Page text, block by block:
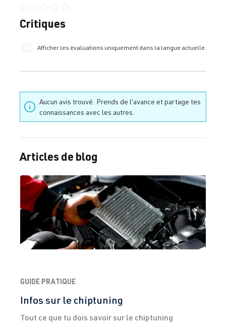
| Année
(EA888 Gen.
CJXD| 290 ch
Golf
VII (Type AU)
| Année
2012-2019
2.0 TFSI
CJXE| 265 ch
(195 kW)
Golf
VII (Type AU)
| Année
2012-2019
2.0 TFSI
(EA888 Gen.
3)
Golf
VII (Type AU)
| Année
(EA888 Gen.
3)
Note moyenne de 0 sur 5 étoiles
Critiques
Afficher les évaluations uniquement dans la langue actuelle.
Aucun avis trouvé. Prends de l'avance et partage tes
connaissances avec les autres.
Articles de blog
GUIDE PRATIQUE
Infos sur le chiptuning
Tout ce que tu dois savoir sur le chiptuning